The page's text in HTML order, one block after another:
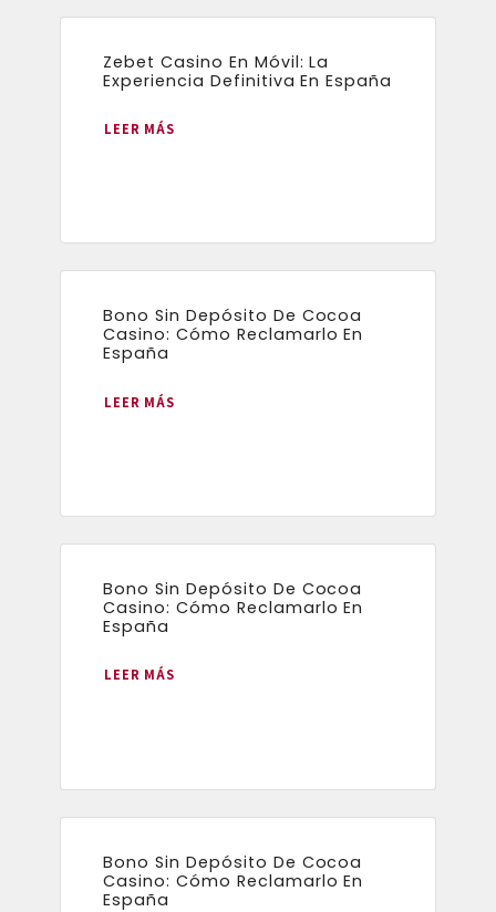
Zebet Casino En Móvil: La
Experiencia Definitiva En España
LEER MÁS
Bono Sin Depósito De Cocoa
Casino: Cómo Reclamarlo En
España
LEER MÁS
Bono Sin Depósito De Cocoa
Casino: Cómo Reclamarlo En
España
LEER MÁS
Bono Sin Depósito De Cocoa
Casino: Cómo Reclamarlo En
España